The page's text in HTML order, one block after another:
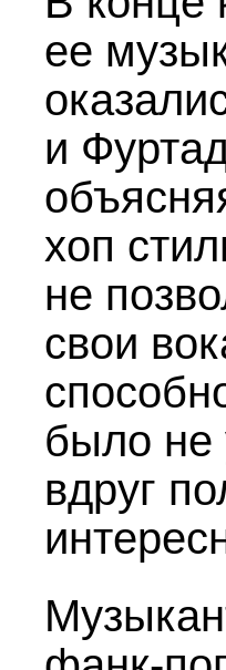
ее
и
хоп
не
свои
было не
вдруг